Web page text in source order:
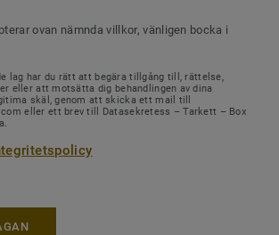
ovan nämnda villkor, vänligen bocka i
lag har du rätt att begära tillgång till, rättelse,
eller att motsätta dig behandlingen av dina
skäl, genom att skicka ett mail till
eller ett brev till Datasekretess – Tarkett – Box